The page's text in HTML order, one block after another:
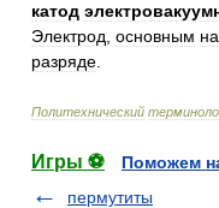
катод
Электрод основным
разряде
Политехнический
Игры ⚽
Поможем
пермутиты